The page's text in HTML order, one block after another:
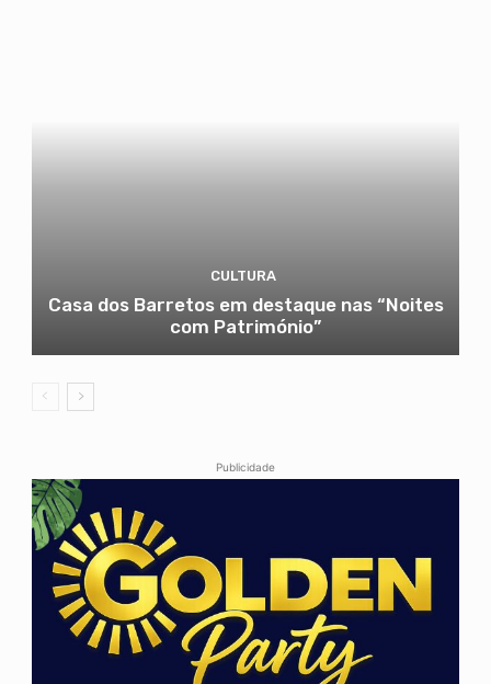
CULTURA
Casa dos Barretos em destaque nas “Noites
com Património”
Publicidade